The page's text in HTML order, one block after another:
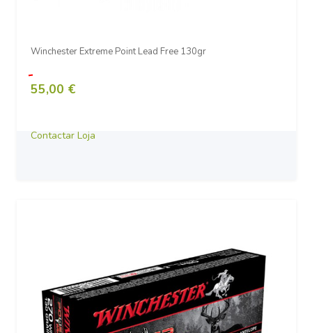
Winchester Extreme Point Lead Free 130gr
55,00 €
Contactar Loja